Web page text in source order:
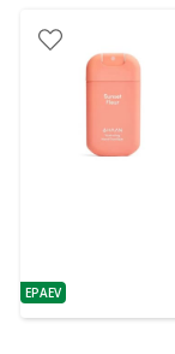
nõuanne
EPAEV